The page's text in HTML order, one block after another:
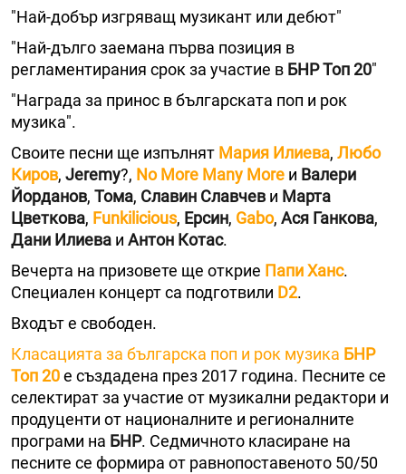
"Най-добър изгряващ музикант или дебют"
"Най-дълго заемана първа позиция в
регламентирания срок за участие в БНР Топ 20"
"Награда за принос в българската поп и рок
музика".
Своите песни ще изпълнят Мария Илиева, Любо
Киров, Jeremy?, No More Many More и Валери
Йорданов, Тома, Славин Славчев и Марта
Цветкова, Funkilicious, Ерсин, Gabo, Ася Ганкова,
Дани Илиева и Антон Котас.
Вечерта на призовете ще открие Папи Ханс.
Специален концерт са подготвили D2.
Входът е свободен.
Класацията за българска поп и рок музика БНР
Топ 20е създадена през 2017 година. Песните се
селектират за участие от музикални редактори и
продуценти от националните и регионалните
програми на БНР. Седмичното класиране на
песните се формира от равнопоставеното 50/50